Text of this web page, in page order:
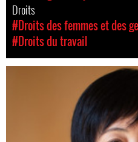
Droits
#Droits des femmes et des
#Droits du travail